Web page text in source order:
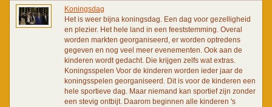
Koningsdag
Het is weer bijna koningsdag. Een dag voor gezelligheid
en plezier. Het hele land in een feeststemming. Overal
worden markten georganiseerd, er worden optredens
gegeven en nog veel meer evenementen. Ook aan de
kinderen wordt gedacht. Die krijgen zelfs wat extras.
Koningsspelen Voor de kinderen worden ieder jaar de
koningsspelen georganiseerd. Dit is voor de kinderen een
hele sportieve dag. Maar niemand kan sportief zijn zonder
een stevig ontbijt. Daarom beginnen alle kinderen 's